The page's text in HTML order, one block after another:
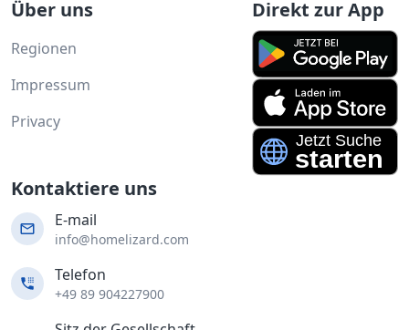
Über uns
Regionen
Impressum
Privacy
Direkt zur App
Kontaktiere uns
E-mail
info@homelizard.com
Telefon
+49 89 904227900